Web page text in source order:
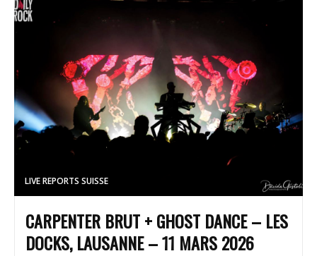
LIVE REPORTS SUISSE
CARPENTER BRUT + GHOST DANCE – LES
DOCKS, LAUSANNE – 11 MARS 2026